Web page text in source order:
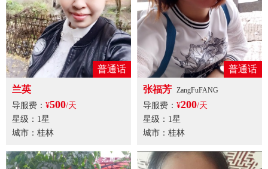
普通话
兰英
导服费： ¥500/天
星级：1星
城市：桂林
普通话
张福芳 ZangFuFANG
导服费： ¥200/天
星级：1星
城市：桂林